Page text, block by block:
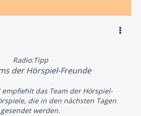
Radio:Tipp
der Hörspiel-Freunde
das Team der Hörspiel-
die in den nächsten Tagen
gesendet werden.